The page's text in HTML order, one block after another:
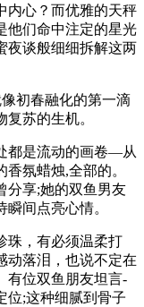
内心？而优雅的天秤
他们命中注定的星光
夜谈般细细拆解这两
初春融化的第一滴
苏的生机。
都是流动的画卷—从
氛蜡烛,全部的。
分享;她的双鱼男友
间点亮心情。
珠，有必须温柔打
动落泪，也说不定在
有位双鱼朋友坦言-
位;这种细腻到骨子